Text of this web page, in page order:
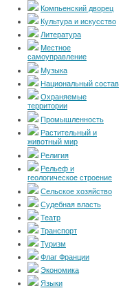
Компьенский дворец
Культура и искусство
Литература
Местное
самоуправление
Музыка
Национальный состав
Охраняемые
территории
Промышленность
Растительный и
животный мир
Религия
Рельеф и
геологическое строение
Сельское хозяйство
Судебная власть
Театр
Транспорт
Туризм
Флаг Франции
Экономика
Языки